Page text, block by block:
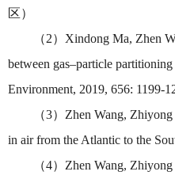
区）
（2）Xindong Ma, Zhen
between gas–particle
Environment, 2019, 656: 1199-
（3）Zhen Wang,
in air from the Atlantic to the
（4）Zhen Wang,